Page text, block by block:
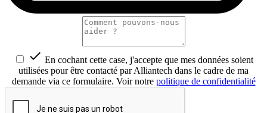
 En cochant cette case, j'accepte que mes données soient
utilisées pour être contacté par Alliantech dans le cadre de ma
demande via ce formulaire. Voir notre politique de confidentialité